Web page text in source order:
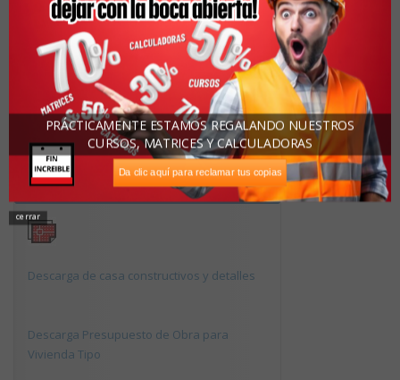
Apellidos:
Correo Electrónico:
Descargas Recomendadas
Descarga de casa constructivos y detalles
Descarga Presupuesto de Obra para
Vivienda Tipo
cerrar
Da clic aquí para reclamar tus copias
PRÁCTICAMENTE ESTAMOS REGALANDO NUESTROS
CURSOS, MATRICES Y CALCULADORAS